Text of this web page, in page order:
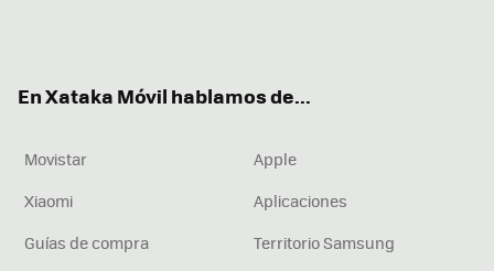
En Xataka Móvil hablamos de...
Movistar
Apple
Xiaomi
Aplicaciones
Guías de compra
Territorio Samsung